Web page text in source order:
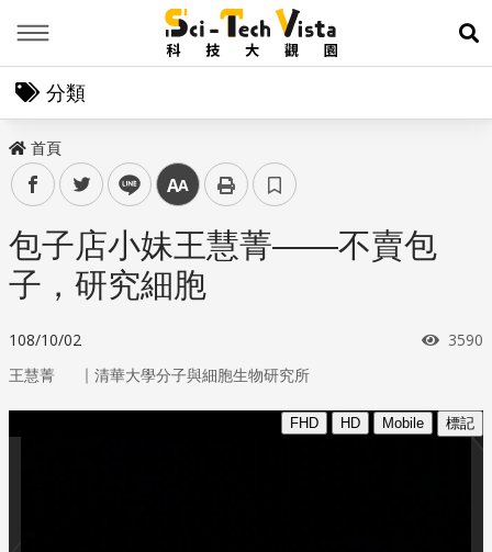
展
分類
首頁
facebooktwitter line 中
包子店小妹王慧菁——不賣包
子，研究細胞
108/10/02 瀏覽
3590
王慧菁 ｜ 清華大學分子與細胞生物研究所